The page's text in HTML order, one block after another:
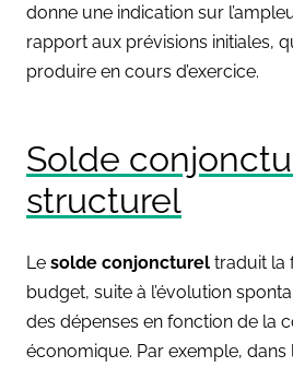
donne une indication sur
rapport aux prévisions initiales,
produire en cours d’exercice.
Solde
structurel
Le solde conjoncturel traduit la
budget, suite à l’évolution
des dépenses en fonction de la
économique. Par exemple, dans